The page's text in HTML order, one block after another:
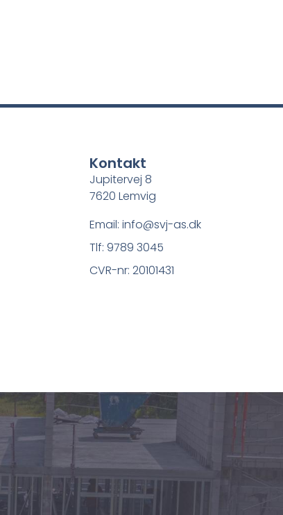
Kontakt
Jupitervej 8
7620 Lemvig
Email: info@svj-as.dk
Tlf: 9789 3045
CVR-nr: 20101431